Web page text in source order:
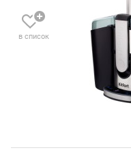
в список